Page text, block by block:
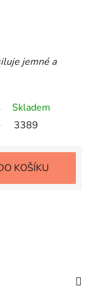
jemné a
Skladem
3389
KOŠÍKU